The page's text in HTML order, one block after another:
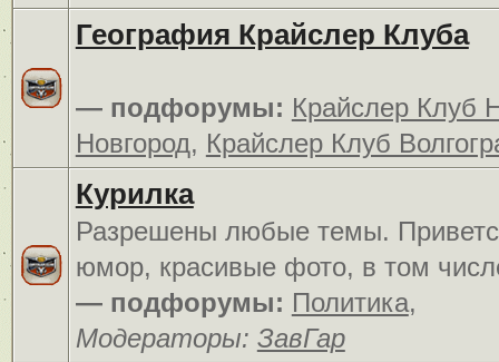
География Крайслер Клуба
— подфорумы: Крайслер Клуб
Новгород, Крайслер Клуб
Курилка
Разрешены любые темы.
юмор, красивые фото, в том
— подфорумы: Политика,
Модераторы: ЗавГар